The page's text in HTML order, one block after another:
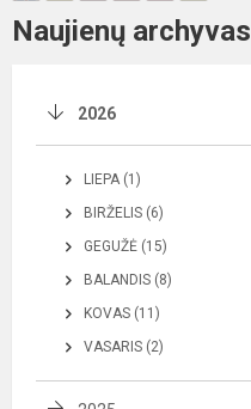
Naujienų archyvas
2026
LIEPA (1)
BIRŽELIS (6)
GEGUŽĖ (15)
BALANDIS (8)
KOVAS (11)
VASARIS (2)